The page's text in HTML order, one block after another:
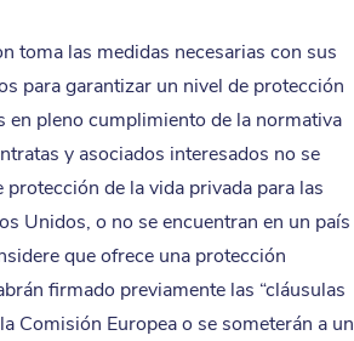
toma las medidas necesarias con sus
para garantizar un nivel de protección
en pleno cumplimiento de la normativa
y asociados interesados no se
protección de la vida privada para las
Unidos, o no se encuentran en un país
que ofrece una protección
firmado previamente las “cláusulas
Comisión Europea o se someterán a un